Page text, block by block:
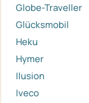
Globe-Traveller
Glücksmobil
Heku
Hymer
Ilusion
Iveco